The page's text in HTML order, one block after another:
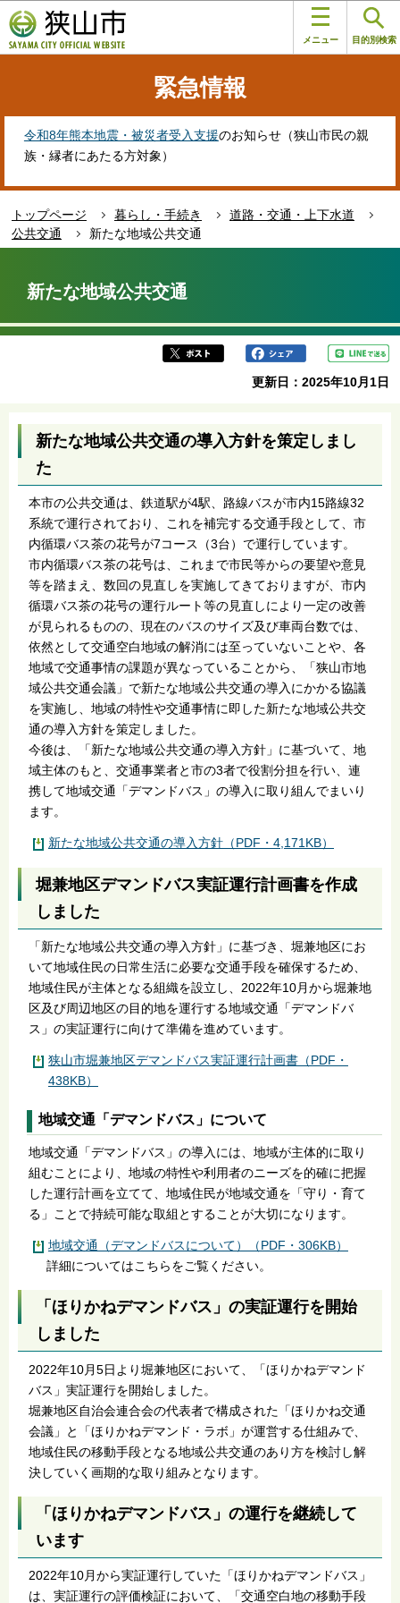
の
ペ
す
メニュー 目的別検索
緊急情報
令和8年熊本地震・被災者受入支援のお知らせ（狭山市民の親
族・縁者にあたる方対象）
トップページ 暮らし・手続き
道路・交通・上下水道
公共交通
新たな地域公共交通
か
新たな地域公共交通
更新日：2025年10月1日
新たな地域公共交通の導入方針を策定しまし
た
本市の公共交通は、鉄道駅が4駅、路線バスが市内15路線32
系統で運行されており、これを補完する交通手段として、市
内循環バス茶の花号が7コース（3台）で運行しています。
市内循環バス茶の花号は、これまで市民等からの要望や意見
等を踏まえ、数回の見直しを実施してきておりますが、市内
循環バス茶の花号の運行ルート等の見直しにより一定の改善
が見られるものの、現在のバスのサイズ及び車両台数では、
依然として交通空白地域の解消には至っていないことや、各
地域で交通事情の課題が異なっていることから、「狭山市地
域公共交通会議」で新たな地域公共交通の導入にかかる協議
を実施し、地域の特性や交通事情に即した新たな地域公共交
通の導入方針を策定しました。
今後は、「新たな地域公共交通の導入方針」に基づいて、地
域主体のもと、交通事業者と市の3者で役割分担を行い、連
携して地域交通「デマンドバス」の導入に取り組んでまいり
ます。
新たな地域公共交通の導入方針（PDF・4,171KB）
堀兼地区デマンドバス実証運行計画書を作成
しました
「新たな地域公共交通の導入方針」に基づき、堀兼地区にお
いて地域住民の日常生活に必要な交通手段を確保するため、
地域住民が主体となる組織を設立し、2022年10月から堀兼地
区及び周辺地区の目的地を運行する地域交通「デマンドバ
ス」の実証運行に向けて準備を進めています。
狭山市堀兼地区デマンドバス実証運行計画書（PDF・
438KB）
地域交通「デマンドバス」について
地域交通「デマンドバス」の導入には、地域が主体的に取り
組むことにより、地域の特性や利用者のニーズを的確に把握
した運行計画を立てて、地域住民が地域交通を「守り・育て
る」ことで持続可能な取組とすることが大切になります。
地域交通（デマンドバスについて）（PDF・306KB）
詳細についてはこちらをご覧ください。
「ほりかねデマンドバス」の実証運行を開始
しました
2022年10月5日より堀兼地区において、「ほりかねデマンド
バス」実証運行を開始しました。
堀兼地区自治会連合会の代表者で構成された「ほりかね交通
会議」と「ほりかねデマンド・ラボ」が運営する仕組みで、
地域住民の移動手段となる地域公共交通のあり方を検討し解
決していく画期的な取り組みとなります。
「ほりかねデマンドバス」の運行を継続して
います
2022年10月から実証運行していた「ほりかねデマンドバス」
は、実証運行の評価検証において、「交通空白地の移動手段